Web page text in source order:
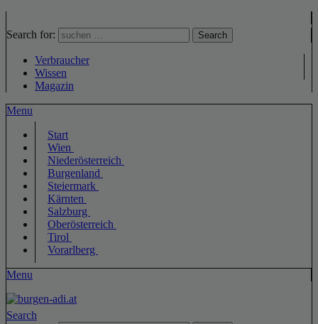
Search for: Search
Verbraucher
Wissen
Magazin
Menu
Start
Wien
Niederösterreich
Burgenland
Steiermark
Kärnten
Salzburg
Oberösterreich
Tirol
Vorarlberg
Menu
Search